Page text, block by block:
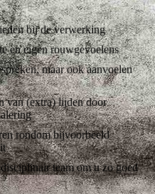
bij de verwerking
en eigen rouwgevoelens
maar ook aanvoelen
van (extra) lijden door
rondom bijvoorbeeld
team om u zo goed